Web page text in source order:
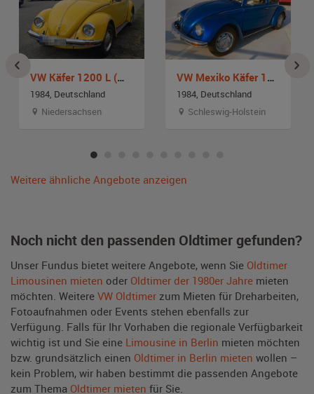
VW Käfer 1200 L (Mexiko-Käfer)
1984, Deutschland
Niedersachsen
VW Mexiko Käfer 1200 L
1984, Deutschland
Schleswig-Holstein
Weitere ähnliche Angebote anzeigen
Noch nicht den passenden Oldtimer gefunden?
Unser Fundus bietet weitere Angebote, wenn Sie Oldtimer
Limousinen mieten oder Oldtimer der 1980er Jahre mieten
möchten. Weitere VW Oldtimer zum Mieten für Dreharbeiten,
Fotoaufnahmen oder Events stehen ebenfalls zur
Verfügung. Falls für Ihr Vorhaben die regionale Verfügbarkeit
wichtig ist und Sie eine Limousine in Berlin mieten möchten
bzw. grundsätzlich einen Oldtimer in Berlin mieten wollen –
kein Problem, wir haben bestimmt die passenden Angebote
zum Thema Oldtimer mieten für Sie.